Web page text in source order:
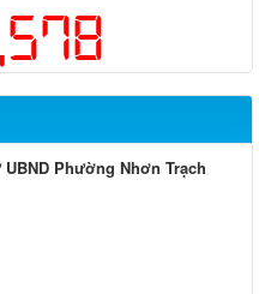
Phường Nhơn Trạch